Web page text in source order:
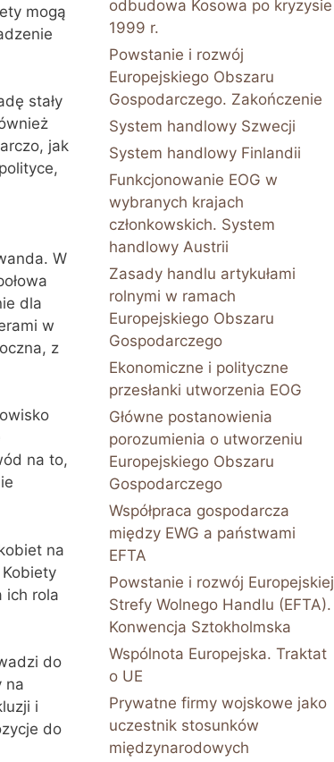
mogą
stały
jak
W
dla
w
z
na to,
na
ich rola
do
na
i
do
odbudowa Kosowa po kryzysie
1999 r.
Powstanie i rozwój
Europejskiego Obszaru
Gospodarczego. Zakończenie
System handlowy Szwecji
System handlowy Finlandii
Funkcjonowanie EOG w
wybranych krajach
członkowskich. System
handlowy Austrii
Zasady handlu artykułami
rolnymi w ramach
Europejskiego Obszaru
Gospodarczego
Ekonomiczne i polityczne
przesłanki utworzenia EOG
Główne postanowienia
porozumienia o utworzeniu
Europejskiego Obszaru
Gospodarczego
Współpraca gospodarcza
między EWG a państwami
EFTA
Powstanie i rozwój Europejskiej
Strefy Wolnego Handlu (EFTA).
Konwencja Sztokholmska
Wspólnota Europejska. Traktat
o UE
Prywatne firmy wojskowe jako
uczestnik stosunków
międzynarodowych